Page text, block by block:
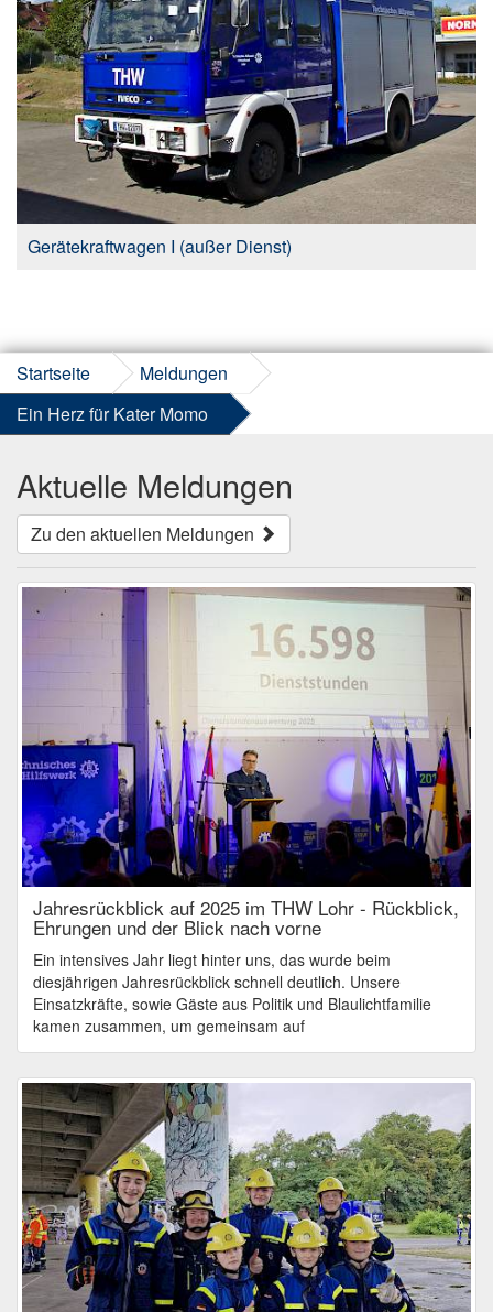
Gerätekraftwagen I (außer Dienst)
Startseite
Meldungen
Ein Herz für Kater Momo
Aktuelle Meldungen
Zu den aktuellen Meldungen
Jahresrückblick auf 2025 im THW Lohr - Rückblick,
Ehrungen und der Blick nach vorne
Ein intensives Jahr liegt hinter uns, das wurde beim
diesjährigen Jahresrückblick schnell deutlich. Unsere
Einsatzkräfte, sowie Gäste aus Politik und Blaulichtfamilie
kamen zusammen, um gemeinsam auf